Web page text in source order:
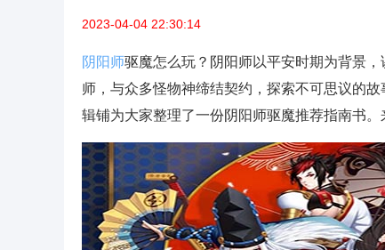
2023-04-04 22:30:14
阴阳师驱魔怎么玩？阴阳师以平安时期为背景
师，与众多怪物神缔结契约，探索不可思议的
辑铺为大家整理了一份阴阳师驱魔推荐指南书。